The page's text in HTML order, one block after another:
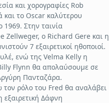
και χορογραφίες Rob
το Oscar καλύτερου
1969. Στην ταινία
Zellweger, ο Richard Gere και η
7 εξαιρετικοί ηθοποιοί.
ενώ της Velma Kelly η
Flynn θα απολαύσουμε σε
Πανταζάρα.
ρόλο του Fred θα αναλάβει
Δάφνη